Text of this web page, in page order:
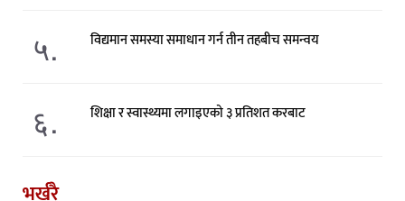
५. विद्यमान समस्या समाधान गर्न तीन तहबीच समन्वय
६. शिक्षा र स्वास्थ्यमा लगाइएको ३ प्रतिशत करबाट